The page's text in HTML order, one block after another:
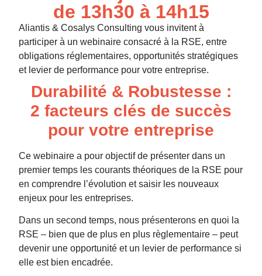
de 13h30 à 14h15
Aliantis & Cosalys Consulting vous invitent à
participer à un webinaire consacré à la RSE, entre
obligations réglementaires, opportunités stratégiques
et levier de performance pour votre entreprise.
Durabilité & Robustesse :
2 facteurs clés de succès
pour votre entreprise
Ce webinaire a pour objectif de présenter dans un
premier temps les courants théoriques de la RSE pour
en comprendre l’évolution et saisir les nouveaux
enjeux pour les entreprises.
Dans un second temps, nous présenterons en quoi la
RSE – bien que de plus en plus règlementaire – peut
devenir une opportunité et un levier de performance si
elle est bien encadrée.